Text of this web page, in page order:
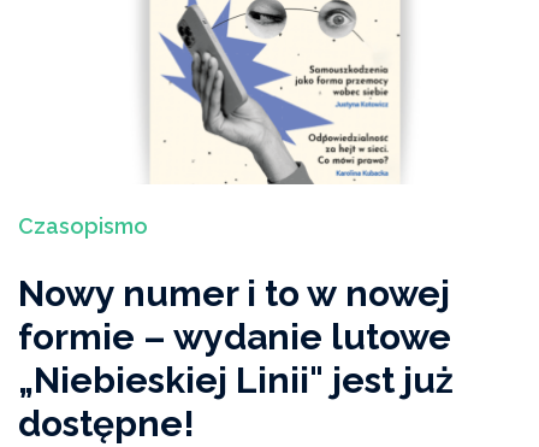
Czasopismo
Nowy numer i to w nowej
formie – wydanie lutowe
„Niebieskiej Linii" jest już
dostępne!